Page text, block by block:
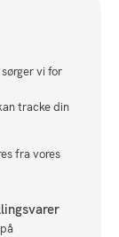
vi for
tracke din
fra vores